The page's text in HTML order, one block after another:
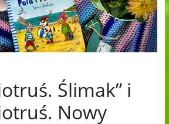
Ślimak” i
Nowy